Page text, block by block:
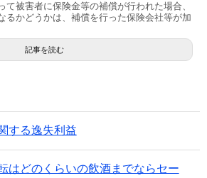
て被害者に保険金等の補償が行われた場合、
るかどうかは、補償を行った保険会社等が加
記事を読む
する逸失利益
はどのくらいの飲酒までならセー